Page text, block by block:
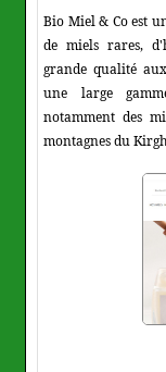
Bio Miel & Co est
de miels rares,
grande qualité
une large
notamment des
montagnes du